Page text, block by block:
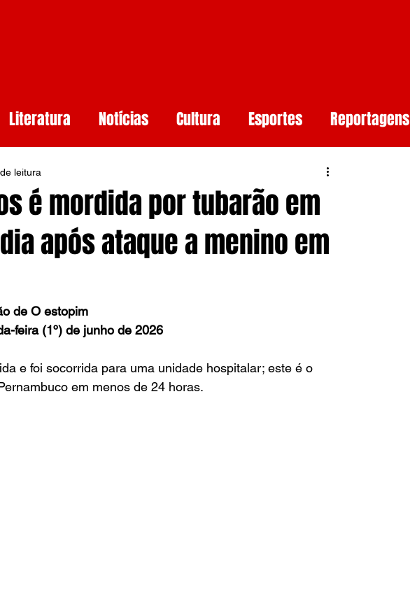
Literatura Notícias Cultura Esportes Reportagens
Meio ambiente
Artificial Smartphones e Tendências
é mordida por tubarão em
após ataque a menino em
leitura
de O estopim
feira (1º) de junho de 2026
e foi socorrida para uma unidade hospitalar; este é o
em menos de 24 horas.